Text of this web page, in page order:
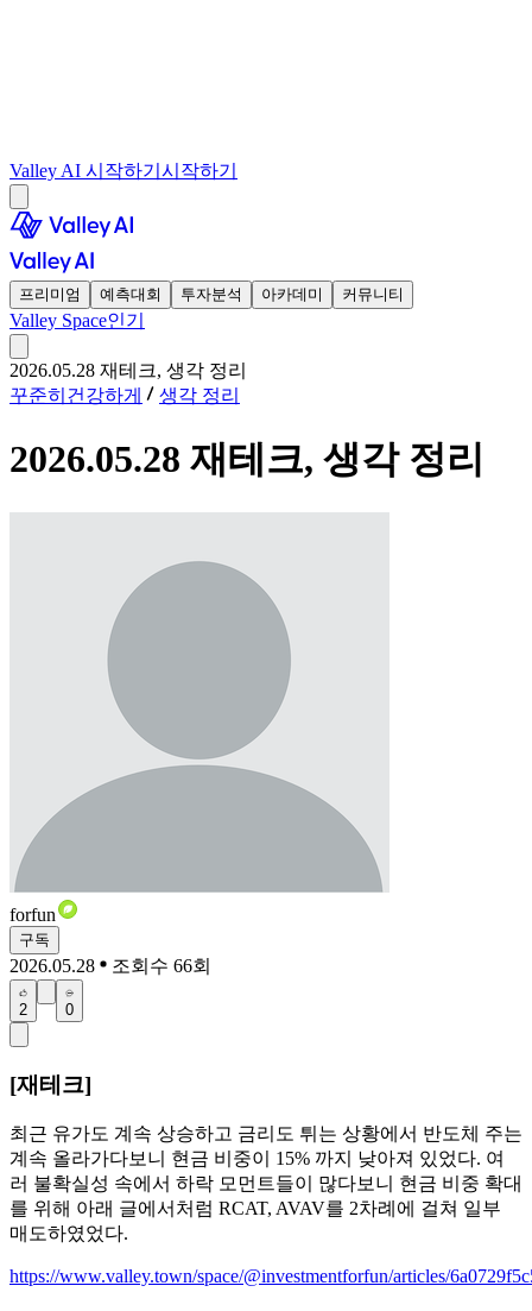
Valley AI 시작하기 시작하기
프리미엄 예측대회 투자분석 아카데미 커뮤니티
Valley Space인기
2026.05.28 재테크, 생각 정리
꾸준히건강하게
생각 정리
2026.05.28 재테크, 생각 정리
forfun
구독
2026.05.28 조회수 66회
2 0
[재테크]
최근 유가도 계속 상승하고 금리도 튀는 상황에서 반도체 주는
계속 올라가다보니 현금 비중이 15% 까지 낮아져 있었다. 여
러 불확실성 속에서 하락 모먼트들이 많다보니 현금 비중 확대
를 위해 아래 글에서처럼 RCAT, AVAV를 2차례에 걸쳐 일부
매도하였었다.
https://www.valley.town/space/@investmentforfun/articles/